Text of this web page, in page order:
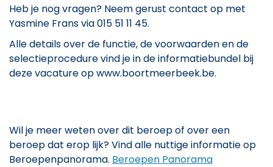
Heb je nog vragen? Neem gerust contact op met
Yasmine Frans via 015 51 11 45.
Alle details over de functie, de voorwaarden en de
selectieprocedure vind je in de informatiebundel bij
deze vacature op www.boortmeerbeek.be.
Wil je meer weten over dit beroep of over een
beroep dat erop lijk? Vind alle nuttige informatie op
Beroepenpanorama. Beroepen Panorama